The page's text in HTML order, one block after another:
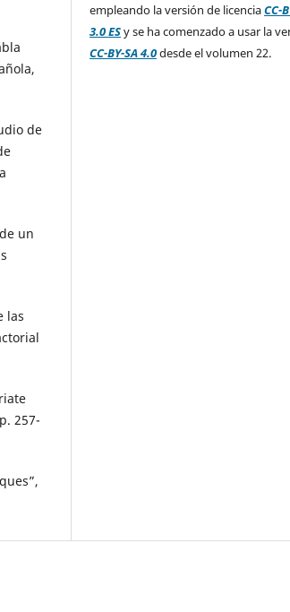
de
un
las
257-
empleando la versión de licenciaCC-
3.0 ESy se ha comenzado a usar la
CC-BY-SA 4.0desde el volumen 22.